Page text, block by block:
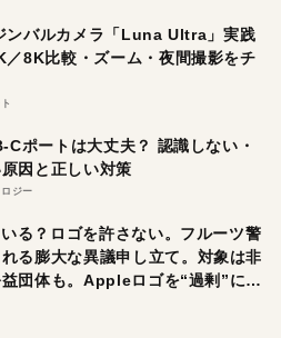
ンバルカメラ「Luna Ultra」実践
／8K比較・ズーム・夜間撮影をチ
Cポートは大丈夫？ 認識しない・
因と正しい対策
ジー
る？ロゴを許さない。フルーツ警
る膨大な異議申し立て。対象は非
団体も。Appleロゴを“過剰”に守